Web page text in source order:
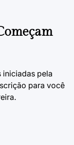
iniciadas pela
para você